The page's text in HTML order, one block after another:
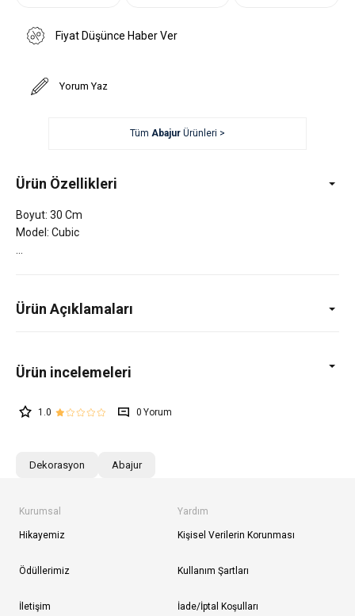
Fiyat Düşünce Haber Ver
Yorum Yaz
Tüm AbajurÜrünleri >
Ürün Özellikleri
Boyut: 30 Cm
Model: Cubic
Ürün Açıklamaları
1.0 0
Dekorasyon Abajur
Kurumsal
Hikayemiz
Ödüllerimiz
İletişim
Yardım
Kişisel Verilerin Korunması
Kullanım Şartları
İade/İptal Koşulları